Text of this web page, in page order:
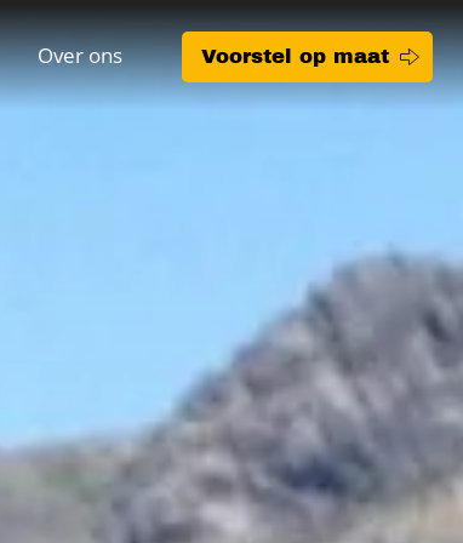
Over ons Voorstel op maat